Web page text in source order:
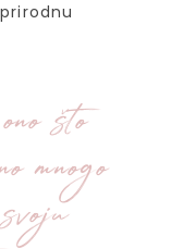
što
mnogo